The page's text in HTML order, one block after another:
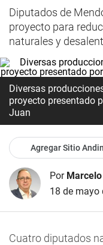
Diputados de
proyecto para
naturales y
Diversas
proyecto presentado
Juan
Agregar Sitio
Por
18 de mayo
Cuatro diputados